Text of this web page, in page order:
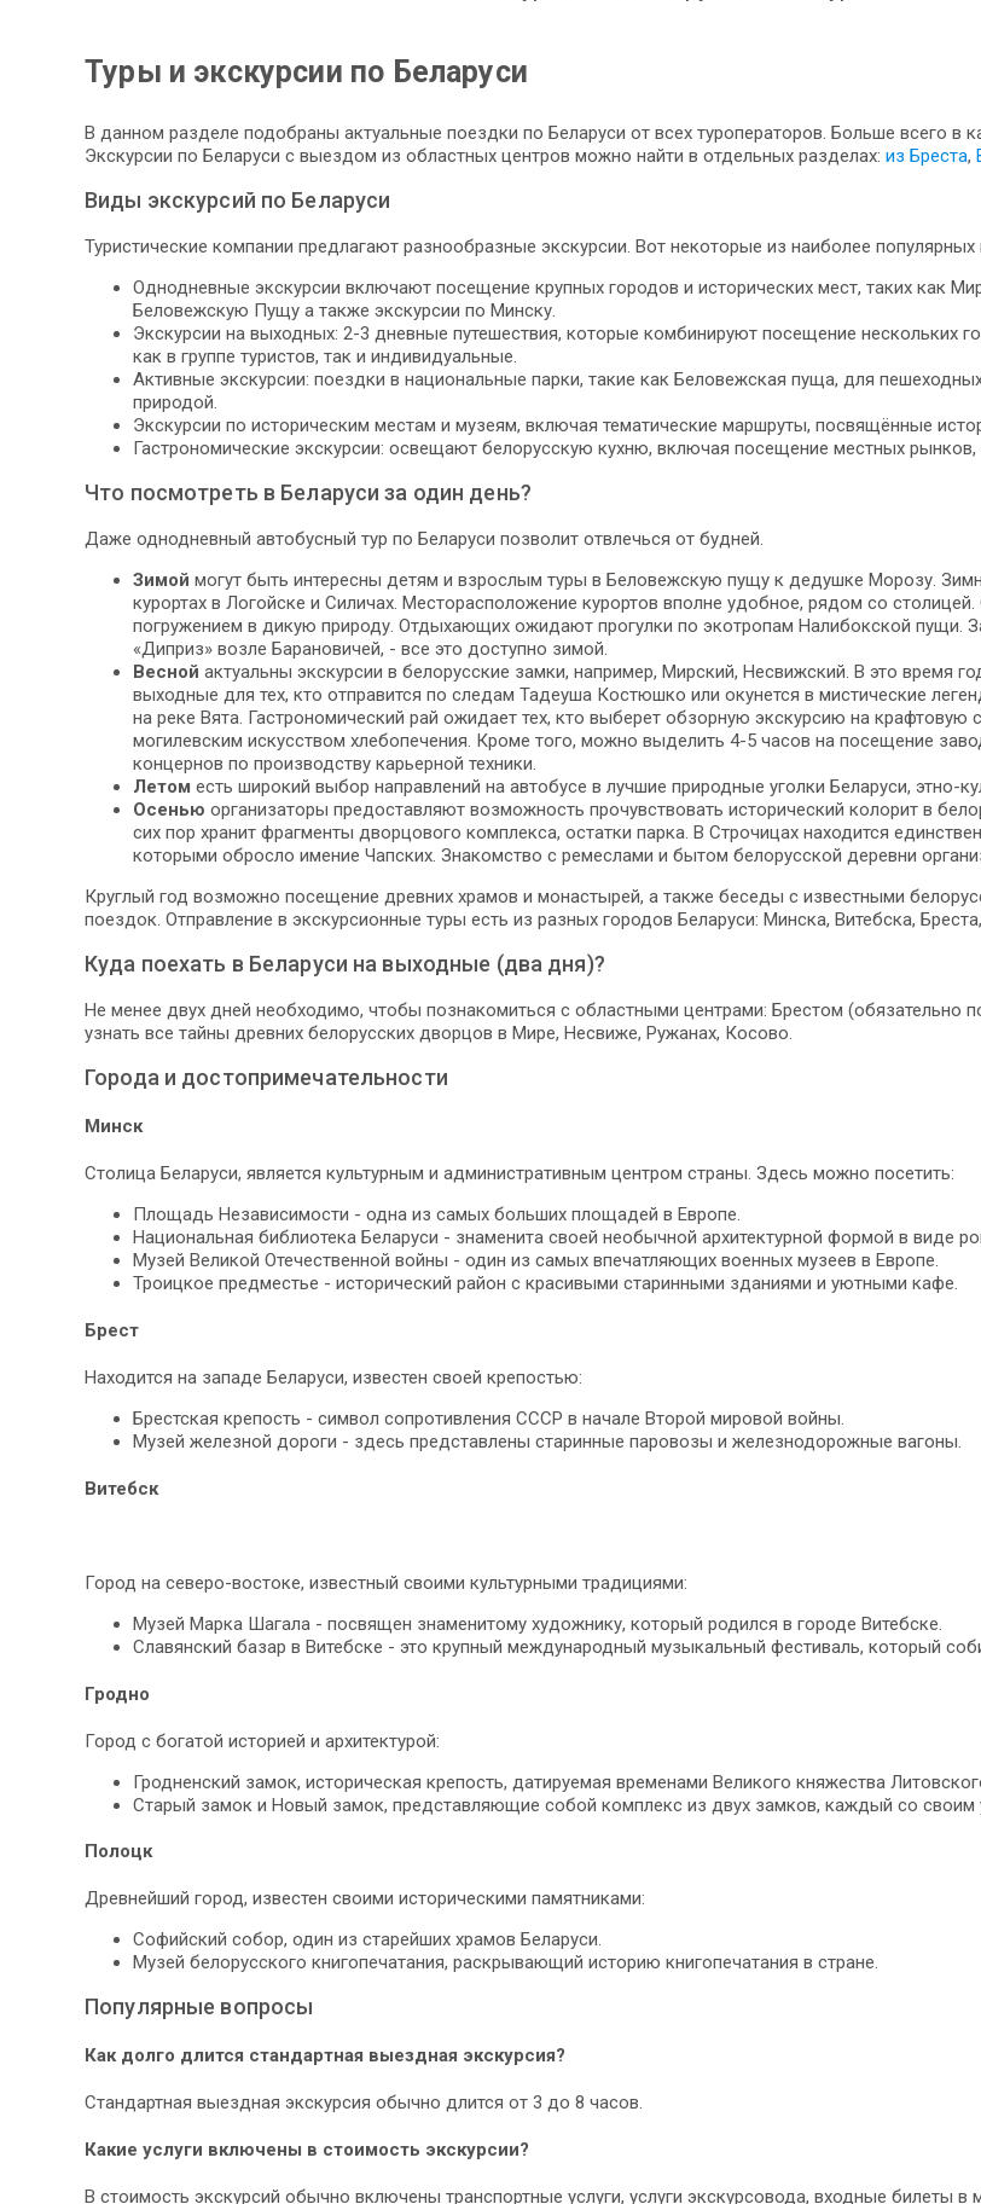
Туры и экскурсии по Беларуси
В данном разделе подобраны актуальные поездки по Беларуси от всех туроператоров. Больше всего в
Экскурсии по Беларуси с выездом из областных центров можно найти в отдельных разделах: из Бреста,
Виды экскурсий по Беларуси
Туристические компании предлагают разнообразные экскурсии. Вот некоторые из наиболее популярных
Однодневные экскурсии включают посещение крупных городов и исторических мест, таких как
Беловежскую Пущу а также экскурсии по Минску.
Экскурсии на выходных: 2-3 дневные путешествия, которые комбинируют посещение нескольких
как в группе туристов, так и индивидуальные.
Активные экскурсии: поездки в национальные парки, такие как Беловежская пуща, для
природой.
Экскурсии по историческим местам и музеям, включая тематические маршруты, посвящённые
Гастрономические экскурсии: освещают белорусскую кухню, включая посещение местных
Что посмотреть в Беларуси за один день?
Даже однодневный автобусный тур по Беларуси позволит отвлечься от будней.
Зимой могут быть интересны детям и взрослым туры в Беловежскую пущу к дедушке Морозу.
курортах в Логойске и Силичах. Месторасположение курортов вполне удобное, рядом со
погружением в дикую природу. Отдыхающих ожидают прогулки по экотропам Налибокской пущи.
«Диприз» возле Барановичей, - все это доступно зимой.
Весной актуальны экскурсии в белорусские замки, например, Мирский, Несвижский. В это время
выходные для тех, кто отправится по следам Тадеуша Костюшко или окунется в мистические
на реке Вята. Гастрономический рай ожидает тех, кто выберет обзорную экскурсию на
могилевским искусством хлебопечения. Кроме того, можно выделить 4-5 часов на посещение
концернов по производству карьерной техники.
Летом есть широкий выбор направлений на автобусе в лучшие природные уголки Беларуси, этно-
Осенью организаторы предоставляют возможность прочувствовать исторический колорит в
сих пор хранит фрагменты дворцового комплекса, остатки парка. В Строчицах находится
которыми обросло имение Чапских. Знакомство с ремеслами и бытом белорусской деревни
Круглый год возможно посещение древних храмов и монастырей, а также беседы с известными
поездок. Отправление в экскурсионные туры есть из разных городов Беларуси: Минска, Витебска,
Куда поехать в Беларуси на выходные (два дня)?
Не менее двух дней необходимо, чтобы познакомиться с областными центрами: Брестом (обязательно
узнать все тайны древних белорусских дворцов в Мире, Несвиже, Ружанах, Косово.
Города и достопримечательности
Минск
Столица Беларуси, является культурным и административным центром страны. Здесь можно посетить:
Площадь Независимости - одна из самых больших площадей в Европе.
Национальная библиотека Беларуси - знаменита своей необычной архитектурной формой в виде
Музей Великой Отечественной войны - один из самых впечатляющих военных музеев в Европе.
Троицкое предместье - исторический район с красивыми старинными зданиями и уютными кафе.
Брест
Находится на западе Беларуси, известен своей крепостью:
Брестская крепость - символ сопротивления СССР в начале Второй мировой войны.
Музей железной дороги - здесь представлены старинные паровозы и железнодорожные вагоны.
Витебск
Город на северо-востоке, известный своими культурными традициями:
Музей Марка Шагала - посвящен знаменитому художнику, который родился в городе Витебске.
Славянский базар в Витебске - это крупный международный музыкальный фестиваль, который
Гродно
Город с богатой историей и архитектурой:
Гродненский замок, историческая крепость, датируемая временами Великого княжества
Старый замок и Новый замок, представляющие собой комплекс из двух замков, каждый со своим
Полоцк
Древнейший город, известен своими историческими памятниками:
Софийский собор, один из старейших храмов Беларуси.
Музей белорусского книгопечатания, раскрывающий историю книгопечатания в стране.
Популярные вопросы
Как долго длится стандартная выездная экскурсия?
Стандартная выездная экскурсия обычно длится от 3 до 8 часов.
Какие услуги включены в стоимость экскурсии?
В стоимость экскурсий обычно включены транспортные услуги, услуги экскурсовода, входные билеты в